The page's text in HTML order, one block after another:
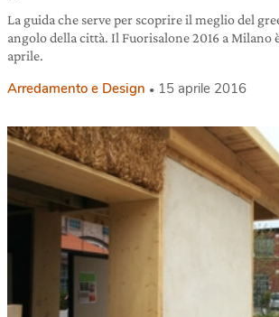
La guida che serve per scoprire il meglio del
angolo della città. Il Fuorisalone 2016 a Milano
aprile.
Arredamento e Design 15 aprile 2016